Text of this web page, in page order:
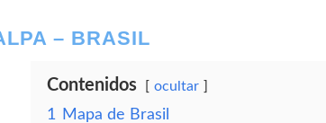
– BRASIL
Contenidos ocultar
1
Mapa de Brasil